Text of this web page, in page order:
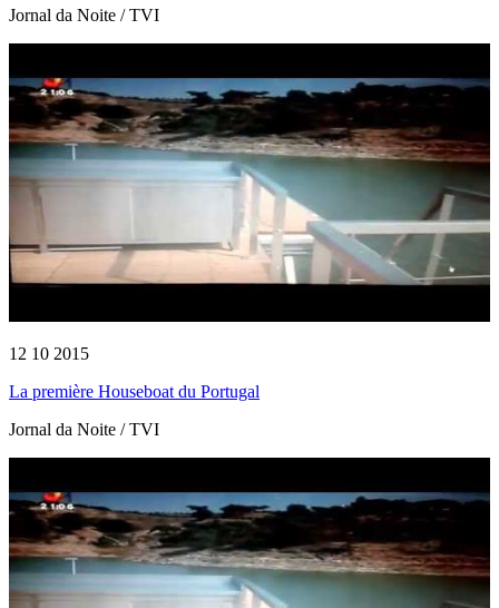
Jornal da Noite / TVI
12 10 2015
La première Houseboat du Portugal
Jornal da Noite / TVI